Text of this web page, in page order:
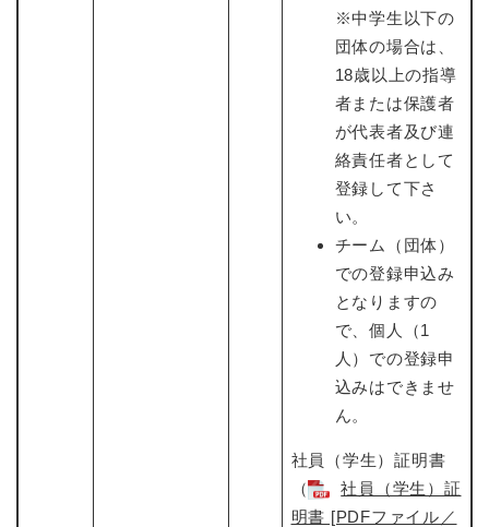
※中学生以下の
団体の場合は、
18歳以上の指導
者または保護者
が代表者及び連
絡責任者として
登録して下さ
い。
チーム（団体）
での登録申込み
となりますの
で、個人（1
人）での登録申
込みはできませ
ん。
社員（学生）証明書
（
社員（学生）証
明書 [PDFファイル／